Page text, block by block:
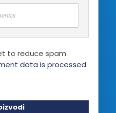
to reduce spam.
data is processed.